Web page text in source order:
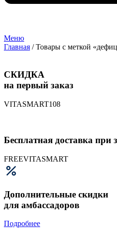
Меню
Главная / Товары с меткой
СКИДКА
на первый заказ
VITASMART108
Бесплатная доставка при
FREEVITASMART
Дополнительные скидки
для амбассадоров
Подробнее